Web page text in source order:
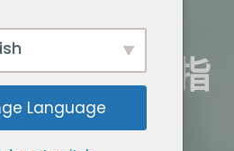
类型：分
选择综合指
Language